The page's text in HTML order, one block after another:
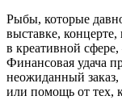
Рыбы, которые
выставке,
в креативной
Финансовая удача
неожиданный заказ,
или помощь от тех,